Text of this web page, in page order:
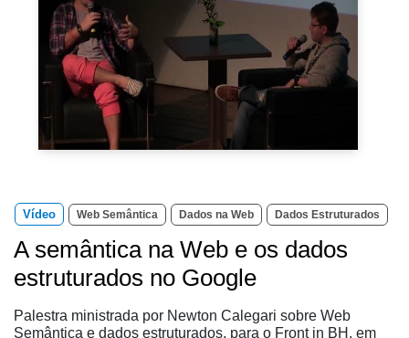
Vídeo Web Semântica Dados na Web Dados Estruturados
A semântica na Web e os dados
estruturados no Google
Palestra ministrada por Newton Calegari sobre Web
Semântica e dados estruturados, para o Front in BH, em